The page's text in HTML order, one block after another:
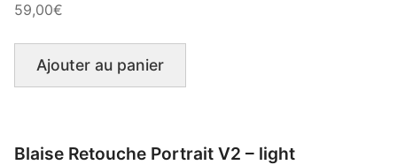
59,00€
Ajouter au panier
Blaise Retouche Portrait V2 – light